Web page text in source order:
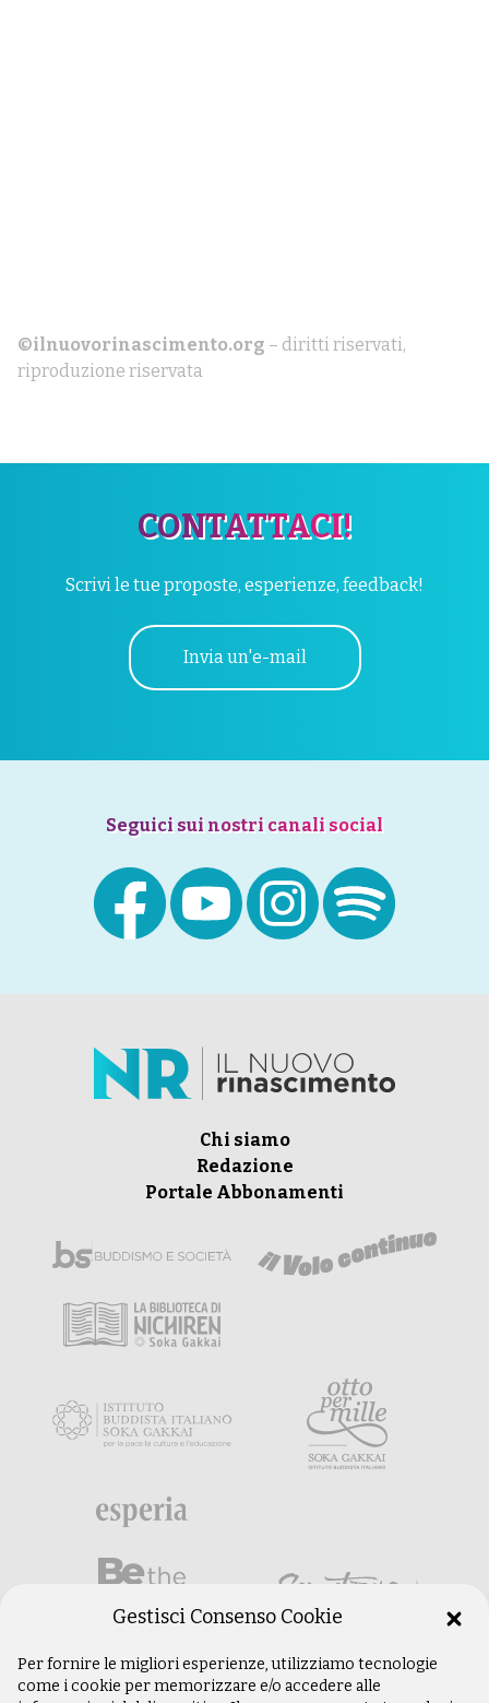
©ilnuovorinascimento.org – diritti riservati,
riproduzione riservata
CONTATTACI!
Scrivi le tue proposte, esperienze, feedback!
Invia un'e-mail
Seguici sui nostri canali social
Chi siamo
Redazione
Portale Abbonamenti
Gestisci Consenso Cookie
Per fornire le migliori esperienze, utilizziamo tecnologie
come i cookie per memorizzare e/o accedere alle